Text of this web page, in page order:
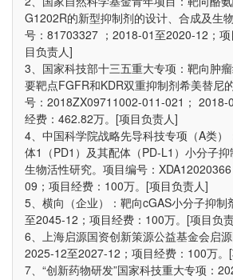
G1202R的新型抑制剂的设计、合成及生
号：81703327 ；2018-01至2020-12；
目负责人]
3、国家科技部十三五重大专项：靶向肿
要靶点FGFR和KDR双重抑制剂希美替尼
号：2018ZX09711002-011-021； 2018-
经费：462.82万。[项目负责人]
4、中国科学院战略先导科技专项（A类）
体1（PD1）及其配体（PD-L1）小分子
生物活性研究。项目编号：
09；项目经费：100万。[项目负责人]
5、横向（企业）：靶向cGAS小分子抑制
至2045-12；项目经费：100万。[项目负
6、上海启源国资创新策源公益基金会启源
2025-12至2027-12；项目经费：100万。
7、“创新药物研发”国家科技重大专项：